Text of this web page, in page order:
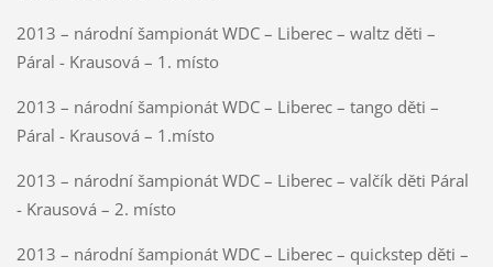
2013 – národní šampionát WDC – Liberec – waltz děti –
Páral - Krausová – 1. místo
2013 – národní šampionát WDC – Liberec – tango děti –
Páral - Krausová – 1.místo
2013 – národní šampionát WDC – Liberec – valčík děti Páral
- Krausová – 2. místo
2013 – národní šampionát WDC – Liberec – quickstep děti –